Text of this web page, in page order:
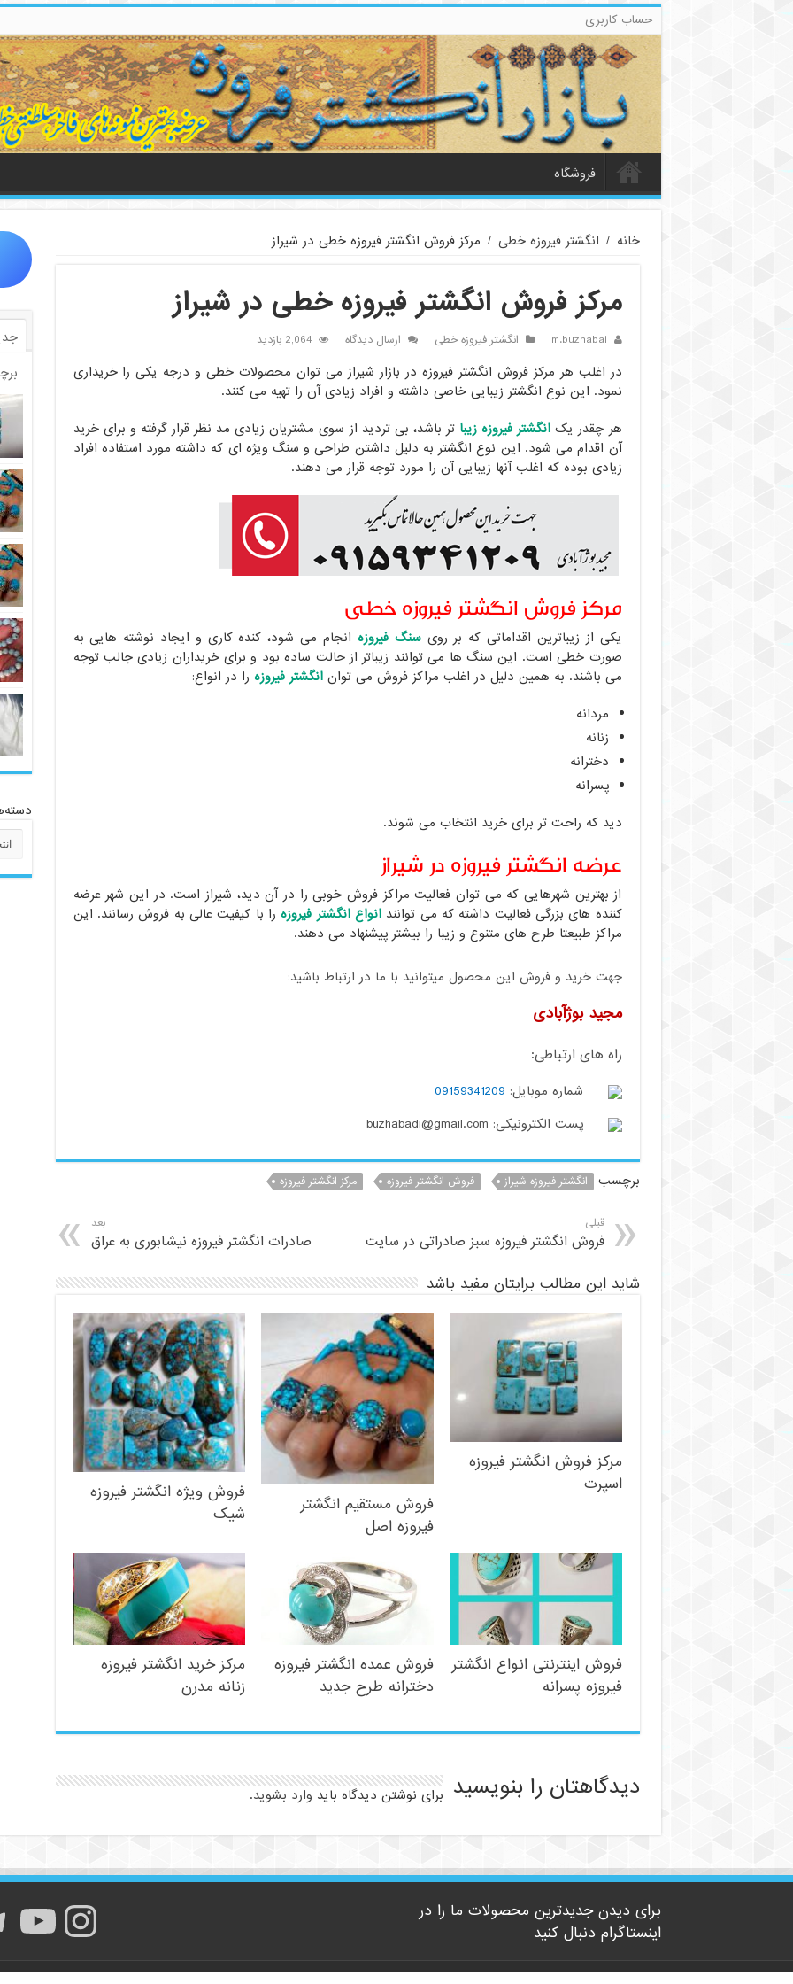
حساب کاربری
فروشگاه
خانه / انگشتر فیروزه خطی / مرکز فروش انگشتر فیروزه خطی در شیراز
مرکز فروش انگشتر فیروزه خطی در شیراز
m.buzhabai انگشتر فیروزه خطی ارسال دیدگاه 2,064 بازدید
در اغلب هر مرکز فروش انگشتر فیروزه در بازار شیراز می توان محصولات خطی و درجه یکی را خریداری
نمود. این نوع انگشتر زیبایی خاصی داشته و افراد زیادی آن را تهیه می کنند.
هر چقدر یک انگشتر فیروزه زیبا تر باشد، بی تردید از سوی مشتریان زیادی مد نظر قرار گرفته و برای خرید
آن اقدام می شود. این نوع انگشتر به دلیل داشتن طراحی و سنگ ویژه ای که داشته مورد استفاده افراد
زیادی بوده که اغلب آنها زیبایی آن را مورد توجه قرار می دهند.
مرکز فروش انگشتر فیروزه خطی
یکی از زیباترین اقداماتی که بر رویسنگ فیروزه انجام می شود، کنده کاری و ایجاد نوشته هایی به
صورت خطی است. این سنگ ها می توانند زیباتر از حالت ساده بود و برای خریداران زیادی جالب توجه
می باشند. به همین دلیل در اغلب مراکز فروش می توانانگشتر فیروزه را در انواع:
مردانه
زنانه
دخترانه
پسرانه
دید که راحت تر برای خرید انتخاب می شوند.
عرضه انگشتر فیروزه در شیراز
از بهترین شهرهایی که می توان فعالیت مراکز فروش خوبی را در آن دید، شیراز است. در این شهر عرضه
کننده های بزرگی فعالیت داشته که می توانندانواع انگشتر فیروزهرا با کیفیت عالی به فروش رسانند. این
مراکز طبیعتا طرح های متنوع و زیبا را بیشتر پیشنهاد می دهند.
جهت خرید و فروش این محصول میتوانید با ما در ارتباط باشید:
مجید بوژآبادی
راه های ارتباطی:
شماره موبایل: 09159341209
پست الکترونیکی: buzhabadi@gmail.com
برچسب انگشتر فیروزه شیراز فروش انگشتر فیروزه مرکز انگشتر فیروزه
قبلی
فروش انگشتر فیروزه سبز صادراتی در سایت
بعد
صادرات انگشتر فیروزه نیشابوری به عراق
شاید این مطالب برایتان مفید باشد
مرکز فروش انگشتر فیروزه
اسپرت
فروش مستقیم انگشتر
فیروزه اصل
فروش ویژه انگشتر فیروزه
شیک
فروش اینترنتی انواع انگشتر
فیروزه پسرانه
فروش عمده انگشتر فیروزه
دخترانه طرح جدید
مرکز خرید انگشتر فیروزه
زنانه مدرن
دیدگاهتان را بنویسید برای نوشتن دیدگاه باید وارد بشوید.
برای دیدن جدیدترین محصولات ما را در
اینستاگرام دنبال کنید